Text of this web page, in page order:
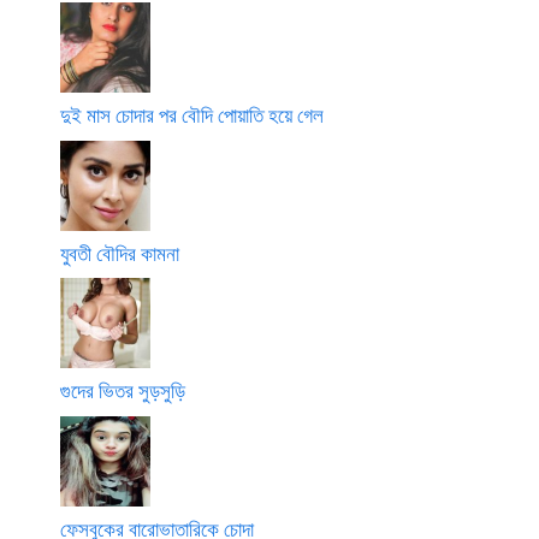
দুই মাস চোদার পর বৌদি পোয়াতি হয়ে গেল
যুবতী বৌদির কামনা
গুদের ভিতর সুড়সুড়ি
ফেসবুকের বারোভাতারিকে চোদা